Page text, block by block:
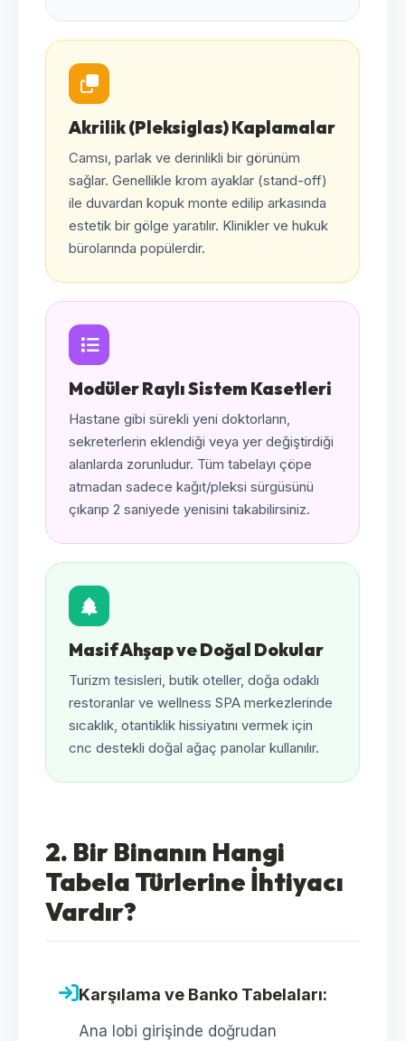
Akrilik (Pleksiglas) Kaplamalar
Camsı, parlak ve derinlikli bir görünüm
sağlar. Genellikle krom ayaklar (stand-off)
ile duvardan kopuk monte edilip arkasında
estetik bir gölge yaratılır. Klinikler ve hukuk
bürolarında popülerdir.
Modüler Raylı Sistem Kasetleri
Hastane gibi sürekli yeni doktorların,
sekreterlerin eklendiği veya yer değiştirdiği
alanlarda zorunludur. Tüm tabelayı çöpe
atmadan sadece kağıt/pleksi sürgüsünü
çıkarıp 2 saniyede yenisini takabilirsiniz.
Masif Ahşap ve Doğal Dokular
Turizm tesisleri, butik oteller, doğa odaklı
restoranlar ve wellness SPA merkezlerinde
sıcaklık, otantiklik hissiyatını vermek için
cnc destekli doğal ağaç panolar kullanılır.
2. Bir Binanın Hangi
Tabela Türlerine İhtiyacı
Vardır?
Karşılama ve Banko Tabelaları:
Ana lobi girişinde doğrudan